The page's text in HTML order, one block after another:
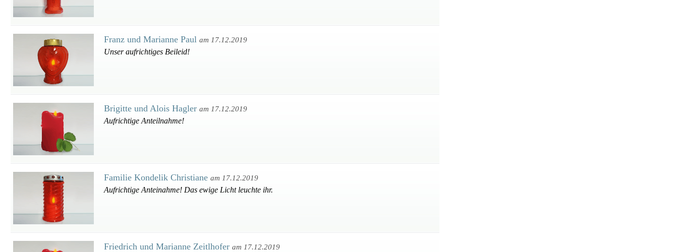
Franz und Marianne Paul am 17.12.2019
Unser aufrichtiges Beileid!
Brigitte und Alois Hagler am 17.12.2019
Aufrichtige Anteilnahme!
Familie Kondelik Christiane am 17.12.2019
Aufrichtige Anteinahme! Das ewige Licht leuchte ihr.
Friedrich und Marianne Zeitlhofer am 17.12.2019